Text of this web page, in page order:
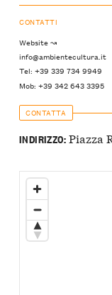
CONTATTI
Website ↝
info@ambientecultura.it
Tel: +39 339 734 9949
Mob: +39 342 643 3395
CONTATTA
INDIRIZZO:Piazza